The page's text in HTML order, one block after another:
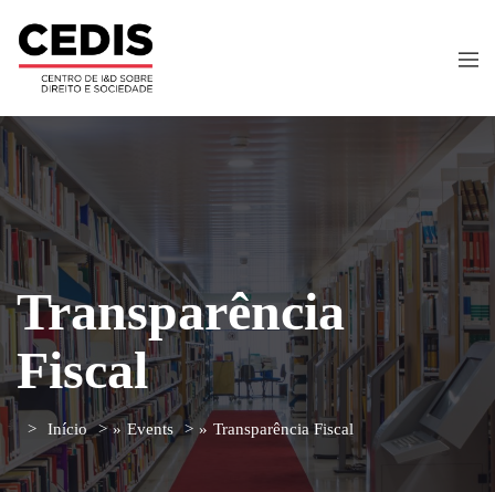
Transparência
Fiscal
Início » Events » Transparência Fiscal